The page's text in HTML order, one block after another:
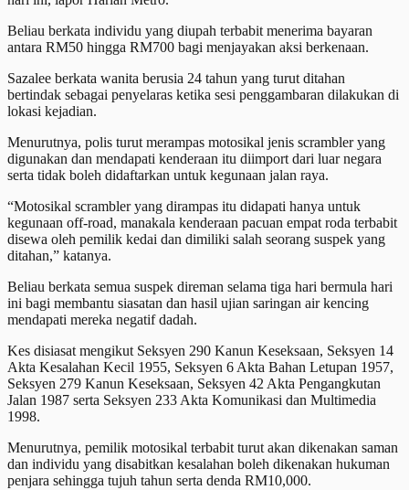
Beliau berkata individu yang diupah terbabit menerima bayaran
antara RM50 hingga RM700 bagi menjayakan aksi berkenaan.
Sazalee berkata wanita berusia 24 tahun yang turut ditahan
bertindak sebagai penyelaras ketika sesi penggambaran dilakukan di
lokasi kejadian.
Menurutnya, polis turut merampas motosikal jenis scrambler yang
digunakan dan mendapati kenderaan itu diimport dari luar negara
serta tidak boleh didaftarkan untuk kegunaan jalan raya.
“Motosikal scrambler yang dirampas itu didapati hanya untuk
kegunaan off-road, manakala kenderaan pacuan empat roda terbabit
disewa oleh pemilik kedai dan dimiliki salah seorang suspek yang
ditahan,” katanya.
Beliau berkata semua suspek direman selama tiga hari bermula hari
ini bagi membantu siasatan dan hasil ujian saringan air kencing
mendapati mereka negatif dadah.
Kes disiasat mengikut Seksyen 290 Kanun Keseksaan, Seksyen 14
Akta Kesalahan Kecil 1955, Seksyen 6 Akta Bahan Letupan 1957,
Seksyen 279 Kanun Keseksaan, Seksyen 42 Akta Pengangkutan
Jalan 1987 serta Seksyen 233 Akta Komunikasi dan Multimedia
1998.
Menurutnya, pemilik motosikal terbabit turut akan dikenakan saman
dan individu yang disabitkan kesalahan boleh dikenakan hukuman
penjara sehingga tujuh tahun serta denda RM10,000.